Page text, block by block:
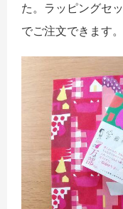
た。ラッピングセ
でご注文できます